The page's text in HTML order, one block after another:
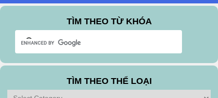
TÌM THEO TỪ KHÓA
TÌM THEO THỂ LOẠI
Tìm